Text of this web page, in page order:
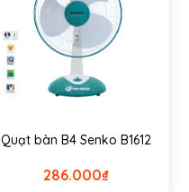
Quạt bàn B4 Senko B1612
₫
286.000